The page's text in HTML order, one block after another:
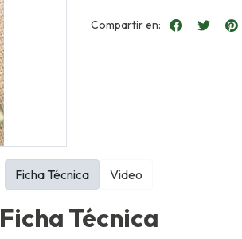
Compartir en:
Ficha Técnica
Ficha Técnica Video